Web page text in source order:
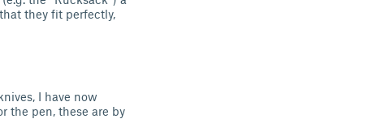
they fit perfectly,
I have now
the pen, these are by